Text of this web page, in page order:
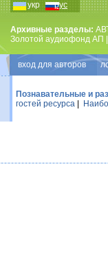
укр рус
Архивные разделы:
Золотой аудиофонд АП
вход для авторов
Познавательные и
гостей ресурса